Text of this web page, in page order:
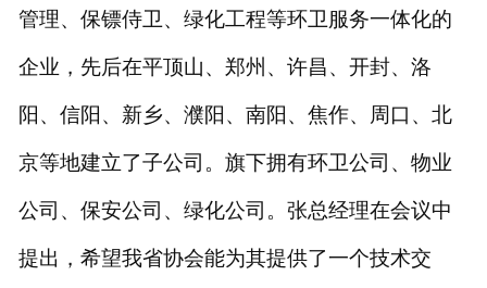
管理、保镖侍卫、绿化工程等环卫服务一体化的
企业，先后在平顶山、郑州、许昌、开封、洛
阳、信阳、新乡、濮阳、南阳、焦作、周口、北
京等地建立了子公司。旗下拥有环卫公司、物业
公司、保安公司、绿化公司。张总经理在会议中
提出，希望我省协会能为其提供了一个技术交